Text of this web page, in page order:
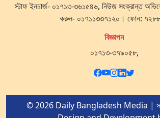
স্টাফ ইনচার্জ- ০১৭১৩-৩৬১৫৪৬, নিউজ সংক্রান্ত
করুন- ০১৭১১৩৩৭১২০। ফোন:
বিজ্ঞাপন
০১৭১৩-৩৭৯০৫৮,
© 2026 Daily Bangladesh Media |